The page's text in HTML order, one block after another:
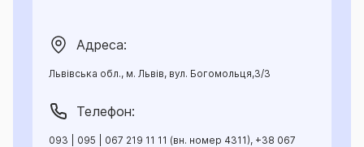
Адреса:
Львівська обл., м. Львів, вул. Богомольця,3/3
Телефон:
093 | 095 | 067 219 11 11 (вн. номер 4311), +38 067